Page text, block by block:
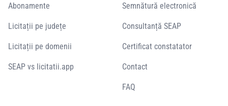
Abonamente
Licitații pe județe
Licitații pe domenii
SEAP vs licitatii.app
Semnătură electronică
Consultanță SEAP
Certificat constatator
Contact
FAQ